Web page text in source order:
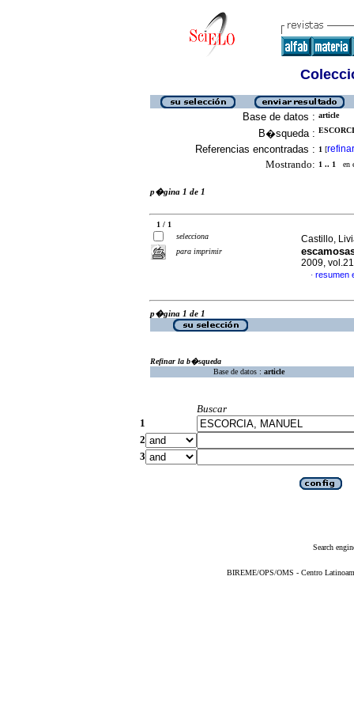
Base de datos : article
B�squeda :
Referencias encontradas : 1 [refinar
Mostrando: 1 .. 1 en
p�gina 1 de 1
1 / 1
selecciona
para imprimir
Castillo,
2009,
· resumen
p�gina 1 de 1
Refinar la b�squeda
Base de datos : article
Buscar
1
2
3
Search
BIREME/OPS/OMS - Centro